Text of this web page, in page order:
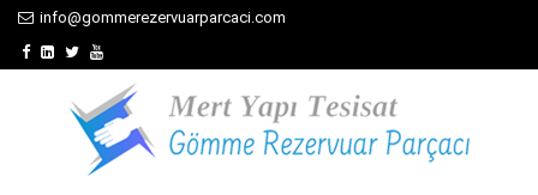
info@gommerezervuarparcaci.com